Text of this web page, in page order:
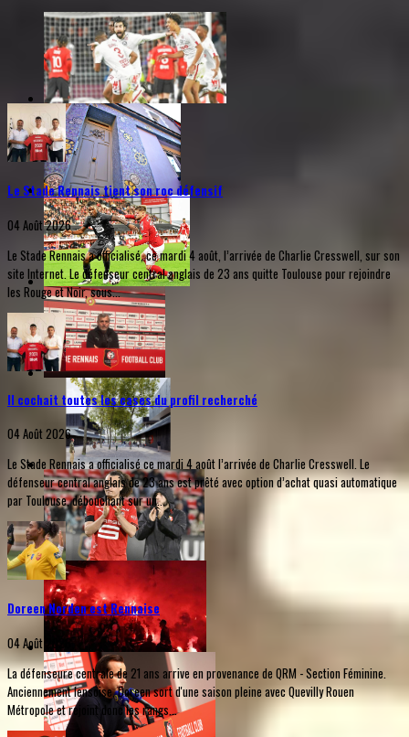
Le Stade Rennais tient son roc défensif
04 Août 2026
Le Stade Rennais a officialisé, ce mardi 4 août, l’arrivée de Charlie Cresswell, sur son
site Internet. Le défenseur central anglais de 23 ans quitte Toulouse pour rejoindre
les Rouge et Noir, sous...
Il cochait toutes les cases du profil recherché
04 Août 2026
Le Stade Rennais a officialisé ce mardi 4 août l’arrivée de Charlie Cresswell. Le
défenseur central anglais de 23 ans est prêté avec option d’achat quasi automatique
par Toulouse, débouchant sur un...
Doreen Norden est Rennaise
04 Août 2026
La défenseure centrale de 21 ans arrive en provenance de QRM - Section Féminine.
Anciennement lensoise, Doreen sort d'une saison pleine avec Quevilly Rouen
Métropole et rejoint donc les rangs...